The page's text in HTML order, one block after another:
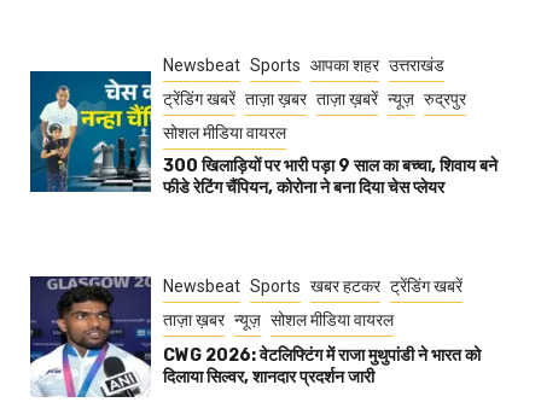
Newsbeat Sports आपका शहर उत्तराखंड
ट्रेंडिंग खबरें ताज़ा ख़बर ताज़ा ख़बरें न्यूज़ रुद्रपुर
सोशल मीडिया वायरल
300 खिलाड़ियों पर भारी पड़ा 9 साल का बच्चा, शिवाय बने
फीडे रेटिंग चैंपियन, कोरोना ने बना दिया चेस प्लेयर
Newsbeat Sports खबर हटकर ट्रेंडिंग खबरें
ताज़ा ख़बर न्यूज़ सोशल मीडिया वायरल
CWG 2026: वेटलिफ्टिंग में राजा मुथुपांडी ने भारत को
दिलाया सिल्वर, शानदार प्रदर्शन जारी